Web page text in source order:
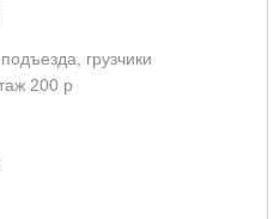
грузчики
200 р